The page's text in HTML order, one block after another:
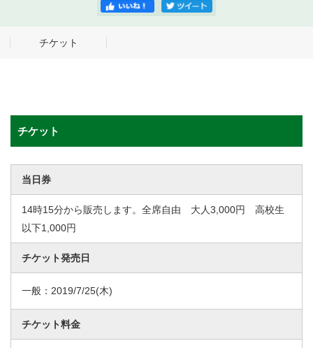
チケット
チケット
当日券
14時15分から販売します。全席自由 大人3,000円 高校生
以下1,000円
チケット発売日
一般： 2019/7/25(木)
チケット料金